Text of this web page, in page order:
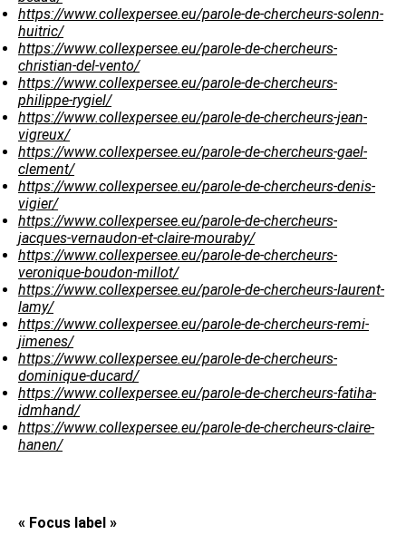
https://www.collexpersee.eu/parole-de-chercheurs-solenn-
huitric/
https://www.collexpersee.eu/parole-de-chercheurs-
christian-del-vento/
https://www.collexpersee.eu/parole-de-chercheurs-
philippe-rygiel/
https://www.collexpersee.eu/parole-de-chercheurs-jean-
vigreux/
https://www.collexpersee.eu/parole-de-chercheurs-gael-
clement/
https://www.collexpersee.eu/parole-de-chercheurs-denis-
vigier/
https://www.collexpersee.eu/parole-de-chercheurs-
jacques-vernaudon-et-claire-mouraby/
https://www.collexpersee.eu/parole-de-chercheurs-
veronique-boudon-millot/
https://www.collexpersee.eu/parole-de-chercheurs-laurent-
lamy/
https://www.collexpersee.eu/parole-de-chercheurs-remi-
jimenes/
https://www.collexpersee.eu/parole-de-chercheurs-
dominique-ducard/
https://www.collexpersee.eu/parole-de-chercheurs-fatiha-
idmhand/
https://www.collexpersee.eu/parole-de-chercheurs-claire-
hanen/
« Focus label »